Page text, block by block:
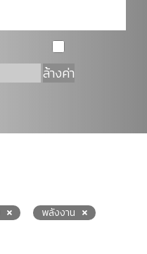
ล้างค่า
พลังงาน